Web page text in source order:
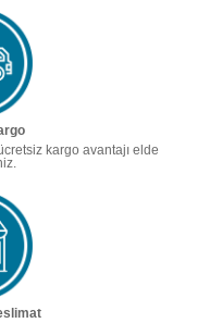
kargo avantajı elde